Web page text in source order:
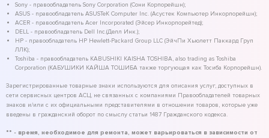
Sony - правообладатель Sony Corporation (Сони Корпорейшн);
ASUS - правообладатель ASUSTeK Computer Inc. (Асустек Компьютер Инкорпорейшн);
ACER - правообладатель Acer Incorporated (Эйсер Инкорпорейтед);
DELL - правообладатель Dell Inc.(Делл Инк.);
HP - правообладатель HP Hewlett-Packard Group LLC (ЭйчПи Хьюлетт Паккард Груп
ЛЛК);
Toshiba - правообладатель KABUSHIKI KAISHA TOSHIBA, also trading as Toshiba
Corporation (КАБУШИКИ КАЙША ТОШИБА также торгующая как Тосиба Корпорейшн).
Зарегистрированные товарные знаки используются для описания услуг, доступных в
сети сервисных центров АСЦ, не связанных с компаниями Правообладателей товарных
знаков и/или с их официальными представителями в отношении товаров, которые уже
введены в гражданский оборот по смыслу статьи 1487 Гражданского кодекса.
** - время, необходимое для ремонта, может варьироваться в зависимости от